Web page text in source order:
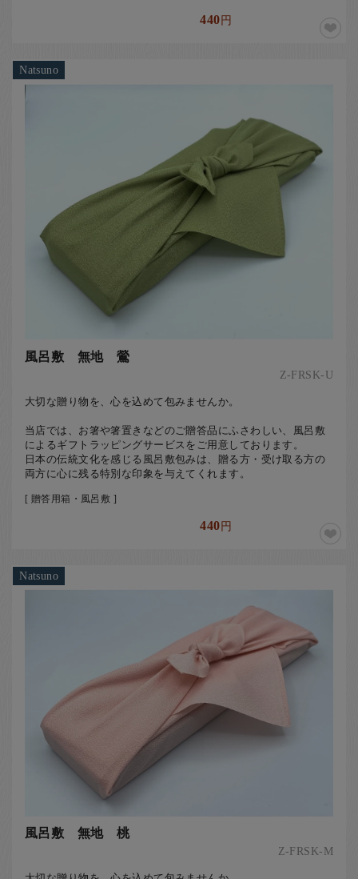
440円
Natsuno
風呂敷 無地 鶯
Z-FRSK-U
大切な贈り物を、心を込めて包みませんか。
当店では、お箸や箸置きなどのご贈答品にふさわしい、風呂敷
によるギフトラッピングサービスをご用意しております。
日本の伝統文化を感じる風呂敷包みは、贈る方・受け取る方の
両方に心に残る特別な印象を与えてくれます。
[ 贈答用箱・風呂敷 ]
440円
Natsuno
風呂敷 無地 桃
Z-FRSK-M